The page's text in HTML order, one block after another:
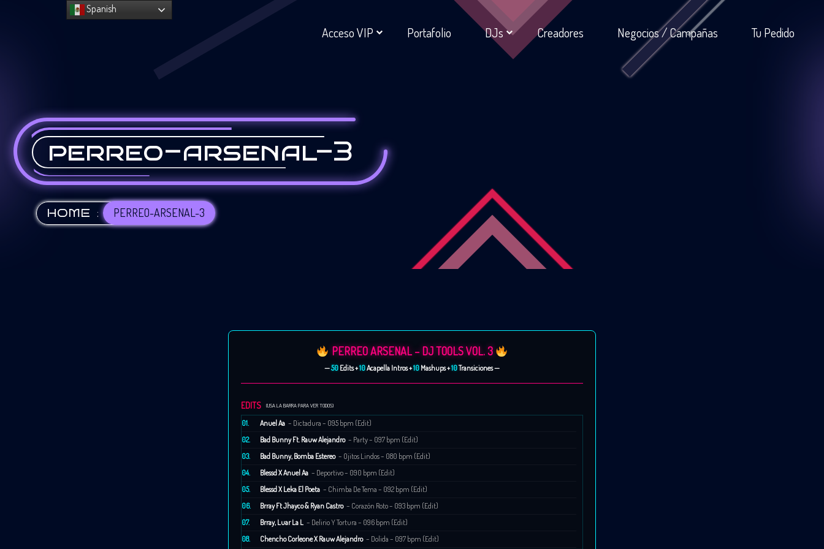
Acceso VIP Portafolio DJs Creadores Negocios / Campañas Tu Pedido
perreo-arsenal-3
HOME : PERREO-ARSENAL-3
PERREO ARSENAL – DJ TOOLS VOL. 3
—50 Edits +10Acapella Intros +10 Mashups +10Transiciones —
EDITS (USA LA BARRA PARA VER TODOS)
01. Anuel Aa – Dictadura – 095 bpm (Edit)
02.
Bad Bunny Ft. Rauw Alejandro – Party – 097 bpm (Edit)
03.
Bad Bunny, Bomba Estereo – Ojitos Lindos – 080 bpm (Edit)
04.
Blessd X Anuel Aa – Deportivo – 090 bpm (Edit)
05.
Blessd X Leka El Poeta – Chimba De Tema – 092 bpm (Edit)
06.
Brray Ft Jhayco & Ryan Castro – Corazón Roto – 093 bpm (Edit)
07.
Brray, Luar La L – Delirio Y Tortura – 096 bpm (Edit)
08.
Chencho Corleone X Rauw Alejandro – Dolida – 097 bpm (Edit)
Spanish